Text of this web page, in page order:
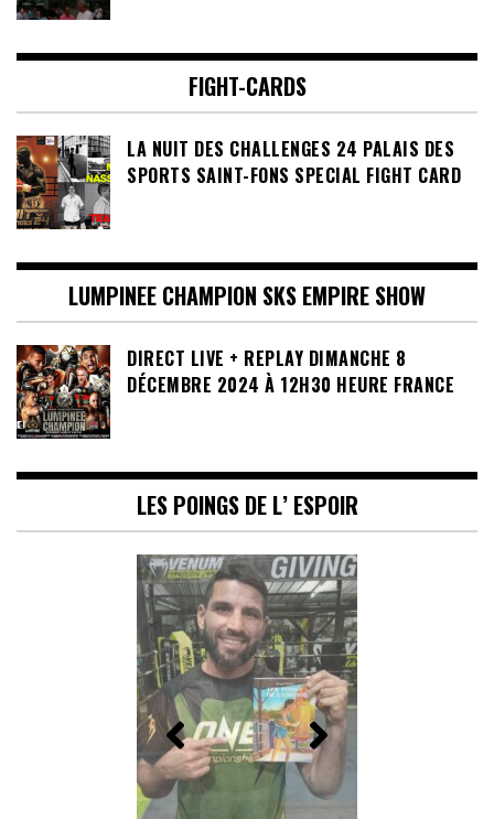
FIGHT-CARDS
LA NUIT DES CHALLENGES 24 PALAIS DES
SPORTS SAINT-FONS SPECIAL FIGHT CARD
LUMPINEE CHAMPION SKS EMPIRE SHOW
DIRECT LIVE + REPLAY DIMANCHE 8
DÉCEMBRE 2024 À 12H30 HEURE FRANCE
LES POINGS DE L’ ESPOIR